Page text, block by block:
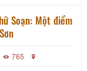
bắt và buôn bán
vùng biển. Nghè
Thành hoàng
Soạn: Một điểm
765